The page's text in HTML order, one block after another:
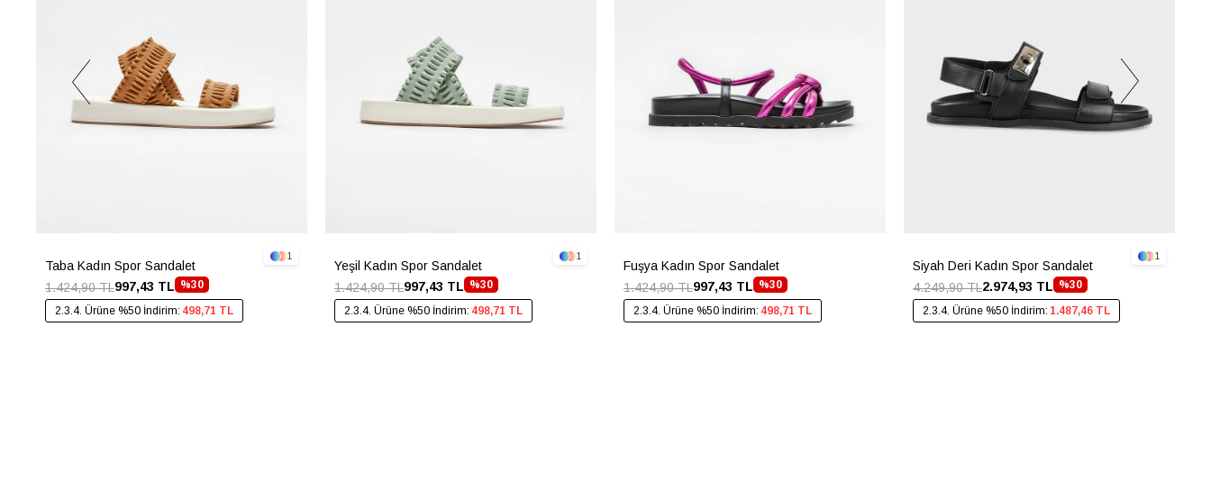
Taba Kadın Spor Sandalet
%30
997,43 TL
1.424,90 TL
2.3.4. Ürüne %50 İndirim: 498,71 TL
1
Yeşil Kadın Spor Sandalet
%30
997,43 TL
1.424,90 TL
2.3.4. Ürüne %50 İndirim: 498,71 TL
1
Fuşya Kadın Spor Sandalet
%30
997,43 TL
1.424,90 TL
2.3.4. Ürüne %50 İndirim: 498,71 TL
Siyah Deri Kadın Spor Sandalet
%30
2.974,93 TL
4.249,90 TL
2.3.4. Ürüne %50 İndirim: 1.487,46 TL
1